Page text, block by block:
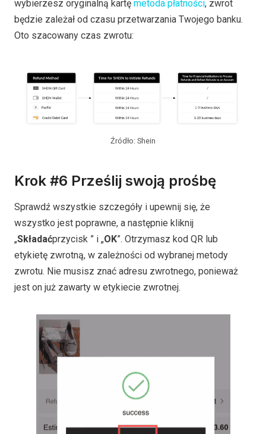
wybierzesz oryginalną kartę metoda płatności, zwrot
będzie zależał od czasu przetwarzania Twojego banku.
Oto szacowany czas zwrotu:
Źródło: Shein
Krok #6 Prześlij swoją prośbę
Sprawdź wszystkie szczegóły i upewnij się, że
wszystko jest poprawne, a następnie kliknij
„Składaćprzycisk ” i „OK”. Otrzymasz kod QR lub
etykietę zwrotną, w zależności od wybranej metody
zwrotu. Nie musisz znać adresu zwrotnego, ponieważ
jest on już zawarty w etykiecie zwrotnej.